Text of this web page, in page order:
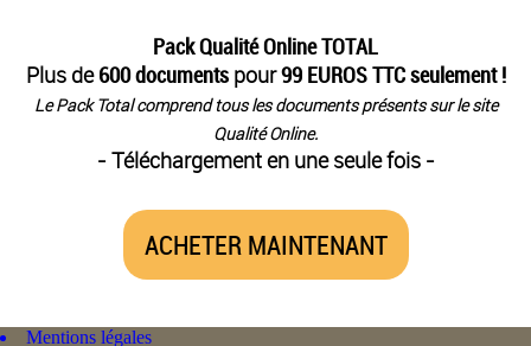
Pack Qualité Online TOTAL
Plus de600 documentspour99 EUROS TTC seulement !
Le Pack Total comprend tous les documents présents sur le site
Qualité Online.
- Téléchargement en une seule fois -
ACHETER MAINTENANT
Mentions légales